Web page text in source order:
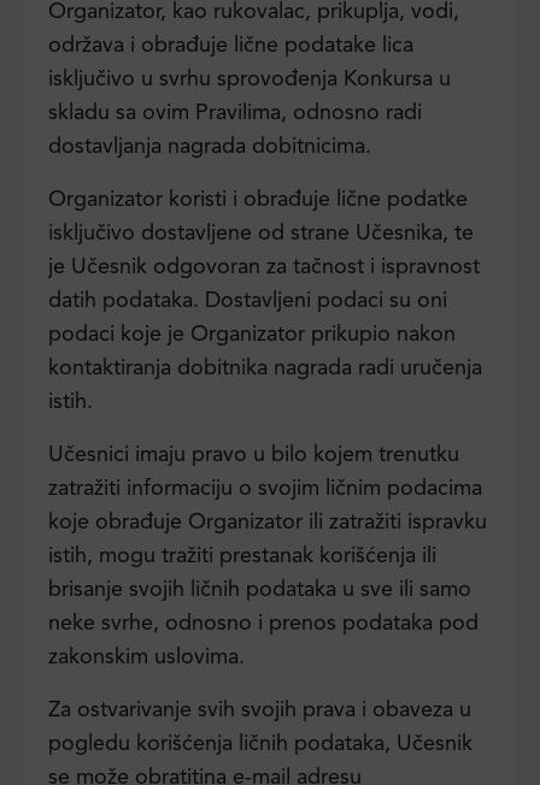
Organizator, kao rukovalac, prikuplja, vodi,
održava i obrađuje lične podatake lica
isključivo u svrhu sprovođenja Konkursa u
skladu sa ovim Pravilima, odnosno radi
dostavljanja nagrada dobitnicima.
Organizator koristi i obrađuje lične podatke
isključivo dostavljene od strane Učesnika, te
je Učesnik odgovoran za tačnost i ispravnost
datih podataka. Dostavljeni podaci su oni
podaci koje je Organizator prikupio nakon
kontaktiranja dobitnika nagrada radi uručenja
istih.
Učesnici imaju pravo u bilo kojem trenutku
zatražiti informaciju o svojim ličnim podacima
koje obrađuje Organizator ili zatražiti ispravku
istih, mogu tražiti prestanak korišćenja ili
brisanje svojih ličnih podataka u sve ili samo
neke svrhe, odnosno i prenos podataka pod
zakonskim uslovima.
Za ostvarivanje svih svojih prava i obaveza u
pogledu korišćenja ličnih podataka, Učesnik
se može obratitina e-mail adresu